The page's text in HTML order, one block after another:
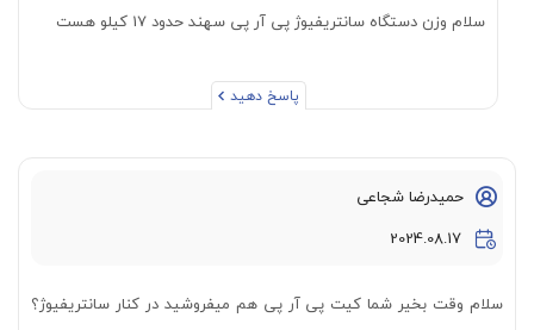
سلام وزن دستگاه سانتریفیوژ پی آر پی سهند حدود 17 کیلو هست
پاسخ دهید
حمیدرضا شجاعی
2024.08.17
سلام وقت بخیر شما کیت پی آر پی هم میفروشید در کنار سانتریفیوژ؟